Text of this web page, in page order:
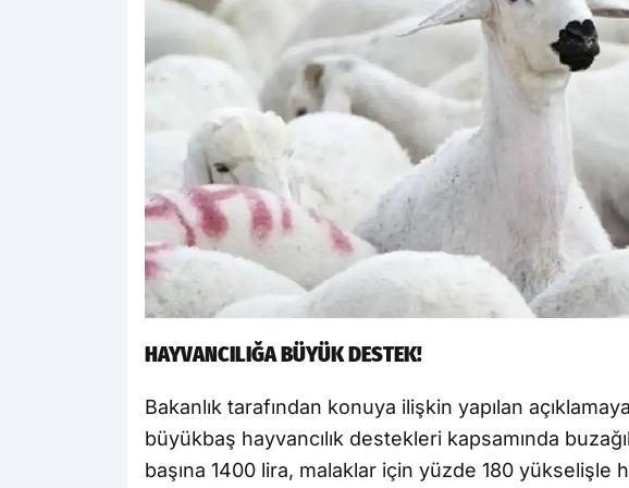
HAYVANCILIĞA BÜYÜK DESTEK!
Bakanlık tarafından konuya ilişkin yapılan
büyükbaş hayvancılık destekleri kapsamında
başına 1400 lira, malaklar için yüzde 180 yükselişle